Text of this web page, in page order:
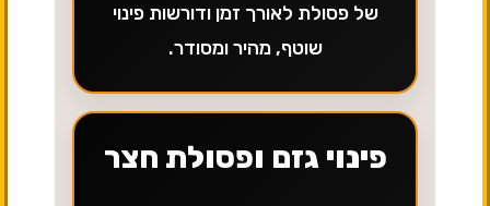
של פסולת לאורך זמן ודורשות פינוי
שוטף, מהיר ומסודר.
פינוי גזם ופסולת חצר